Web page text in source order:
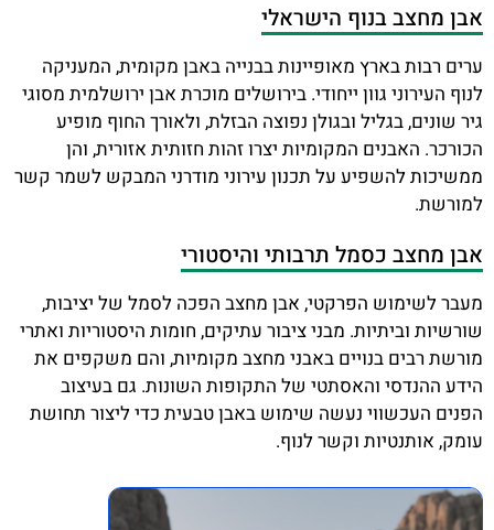
אבן מחצב בנוף הישראלי
ערים רבות בארץ מאופיינות בבנייה באבן מקומית, המעניקה
לנוף העירוני גוון ייחודי. בירושלים מוכרת אבן ירושלמית מסוגי
גיר שונים, בגליל ובגולן נפוצה הבזלת, ולאורך החוף מופיע
הכורכר. האבנים המקומיות יצרו זהות חזותית אזורית, והן
ממשיכות להשפיע על תכנון עירוני מודרני המבקש לשמר קשר
למורשת.
אבן מחצב כסמל תרבותי והיסטורי
מעבר לשימוש הפרקטי, אבן מחצב הפכה לסמל של יציבות,
שורשיות וביתיות. מבני ציבור עתיקים, חומות היסטוריות ואתרי
מורשת רבים בנויים באבני מחצב מקומיות, והם משקפים את
הידע ההנדסי והאסתטי של התקופות השונות. גם בעיצוב
הפנים העכשווי נעשה שימוש באבן טבעית כדי ליצור תחושת
עומק, אותנטיות וקשר לנוף.